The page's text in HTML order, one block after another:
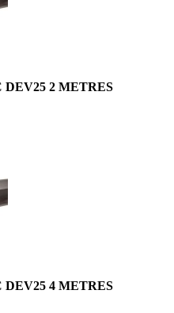
2 METRES
4 METRES